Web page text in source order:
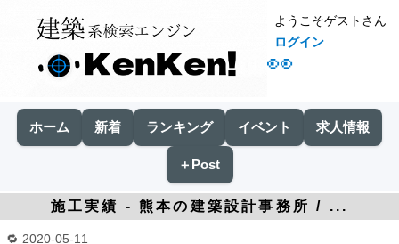
👀
ようこそゲストさん
ログイン
ホーム 新着 ランキング イベント 求人情報
＋Post
施工実績 - 熊本の建築設計事務所 / ...
2020-05-11